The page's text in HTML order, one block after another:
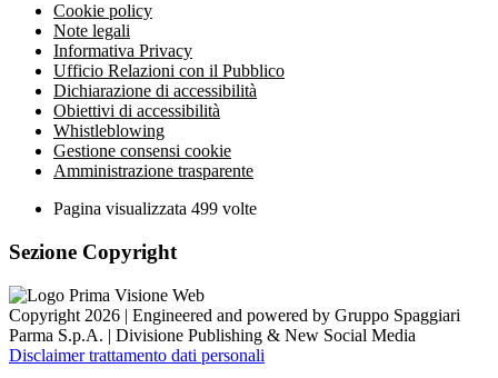
Cookie policy
Note legali
Informativa Privacy
Ufficio Relazioni con il Pubblico
Dichiarazione di accessibilità
Obiettivi di accessibilità
Whistleblowing
Gestione consensi cookie
Amministrazione trasparente
Pagina visualizzata 499 volte
Sezione Copyright
Copyright 2026 | Engineered and powered by Gruppo Spaggiari
Parma S.p.A. | Divisione Publishing & New Social Media
Disclaimer trattamento dati personali